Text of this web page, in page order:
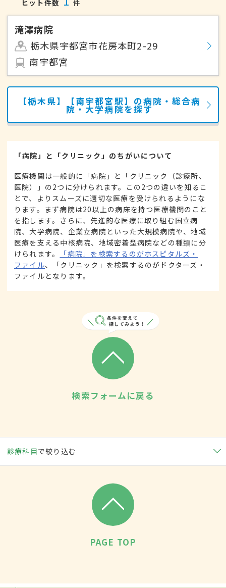
ヒット件数 件
滝澤病院
栃木県宇都宮市花房本町2-29
南宇都宮
【栃木県】【南宇都宮駅】の病院・総合病
院・大学病院を探す
「病院」と「クリニック」のちがいについて
医療機関は一般的に「病院」と「クリニック（診療所、
医院）」の2つに分けられます。この2つの違いを知るこ
とで、よりスムーズに適切な医療を受けられるようにな
ります。まず病院は20以上の病床を持つ医療機関のこと
を指します。さらに、先進的な医療に取り組む国立病
院、大学病院、企業立病院といった大規模病院や、地域
医療を支える中核病院、地域密着型病院などの種類に分
けられます。
「病院」を検索するのがホスピタルズ・
ファイル、「クリニック」を検索するのがドクターズ・
ファイルとなります。
検索フォームに戻る
診療科目で絞り込む
PAGE TOP